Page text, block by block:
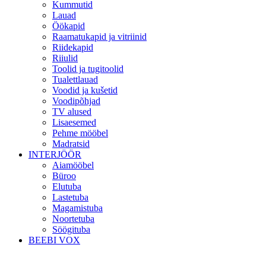
Kummutid
Lauad
Öökapid
Raamatukapid ja vitriinid
Riidekapid
Riiulid
Toolid ja tugitoolid
Tualettlauad
Voodid ja kušetid
Voodipõhjad
TV alused
Lisaesemed
Pehme mööbel
Madratsid
INTERJÖÖR
Aiamööbel
Büroo
Elutuba
Lastetuba
Magamistuba
Noortetuba
Söögituba
BEEBI VOX